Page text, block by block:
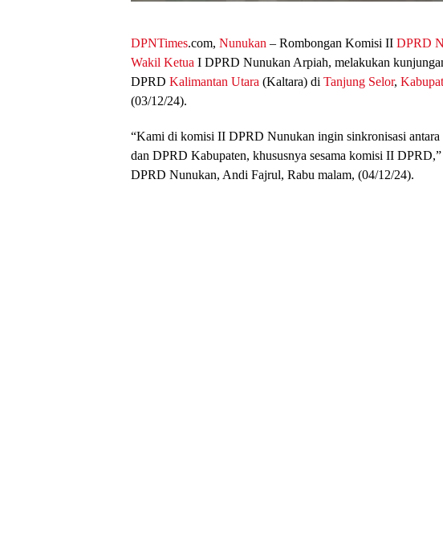
DPNTimes.com, Nunukan – Rombongan Komisi II DPRD
Wakil Ketua I DPRD Nunukan Arpiah, melakukan
DPRD Kalimantan Utara (Kaltara) di Tanjung Selor,
(03/12/24).
“Kami di komisi II DPRD Nunukan ingin sinkronisasi antara
dan DPRD Kabupaten, khususnya sesama komisi II
DPRD Nunukan, Andi Fajrul, Rabu malam, (04/12/24).